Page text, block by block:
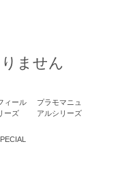
ません
ィール
ーズ
プラモマニュ
アルシリーズ